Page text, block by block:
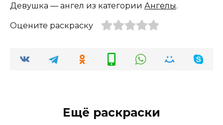
Девушка — ангел из категории Ангелы.
Оцените раскраску
Ещё раскраски